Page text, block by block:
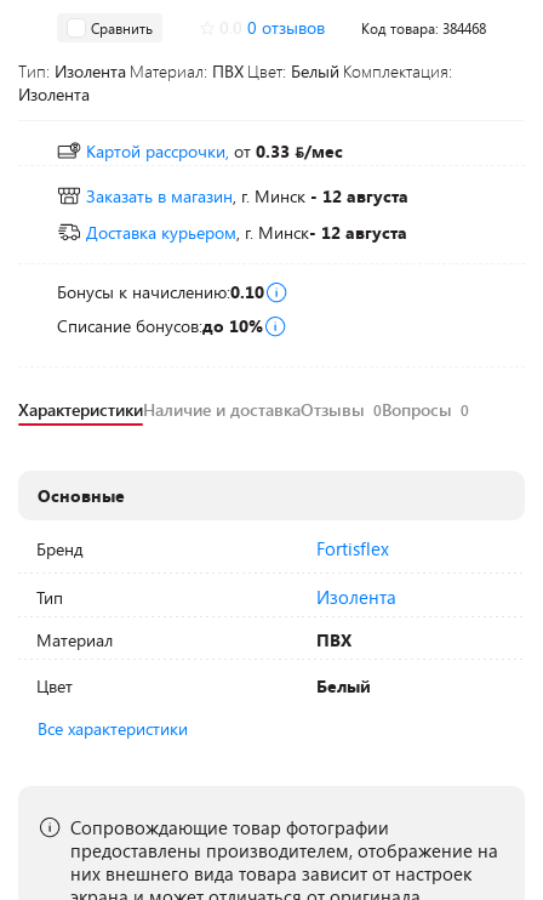
Сравнить 0 отзывов Код товара: 384468
Тип: Изолента Материал: ПВХ Цвет: Белый Комплектация:
Изолента
Картой рассрочки, от 0.33
/мес
Заказать в магазин, г. Минск - 12 августа
Доставка курьером, г. Минск- 12 августа
Бонусы к начислению:0.10
Списание бонусов:до 10%
ХарактеристикиНаличие и доставкаОтзывы 0Вопросы 0
Основные
Бренд Fortisflex
Тип Изолента
Материал
ПВХ
Цвет
Белый
Все характеристики
Сопровождающие товар фотографии
предоставлены производителем, отображение на
них внешнего вида товара зависит от настроек